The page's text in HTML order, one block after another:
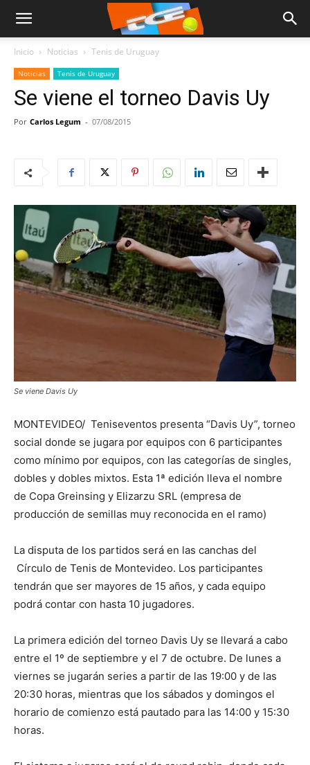
Inicio Noticias Tenis de Uruguay
Noticias Tenis de Uruguay
Se viene el torneo Davis Uy
Por Carlos Legum - 07/08/2015
Se viene Davis Uy
MONTEVIDEO/ Teniseventos presenta “Davis Uy”, torneo
social donde se jugara por equipos con 6 participantes
como mínimo por equipos, con las categorías de singles,
dobles y dobles mixtos. Esta 1ª edición lleva el nombre
de Copa Greinsing y Elizarzu SRL (empresa de
producción de semillas muy reconocida en el ramo)
La disputa de los partidos será en las canchas del
Círculo de Tenis de Montevideo. Los participantes
tendrán que ser mayores de 15 años, y cada equipo
podrá contar con hasta 10 jugadores.
La primera edición del torneo Davis Uy se llevará a cabo
entre el 1º de septiembre y el 7 de octubre. De lunes a
viernes se jugarán series a partir de las 19:00 y de las
20:30 horas, mientras que los sábados y domingos el
horario de comienzo está pautado para las 14:00 y 15:30
horas.